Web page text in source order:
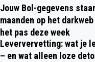
Jouw Bol-gegevens
maanden op het
het pas deze week
Leververvetting: wat je
– en wat alleen loze